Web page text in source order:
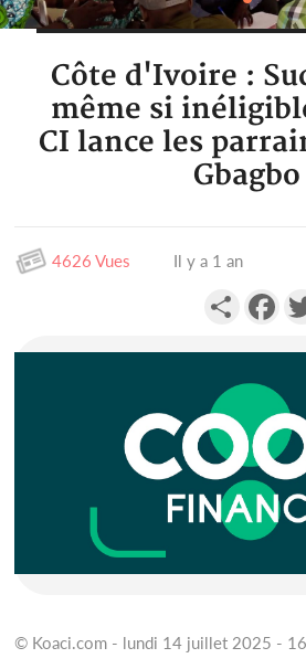
Côte d'Ivoire :
même si
CI lance les
Gbagbo
4626 Vues Il y a 1 an
Partager
© Koaci.com - lundi 14 juillet 2025 -